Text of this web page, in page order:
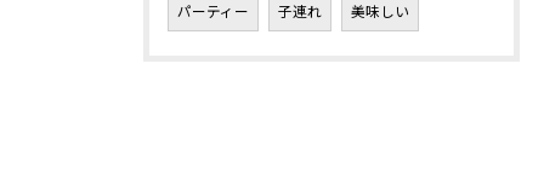
パーティー 子連れ 美味しい